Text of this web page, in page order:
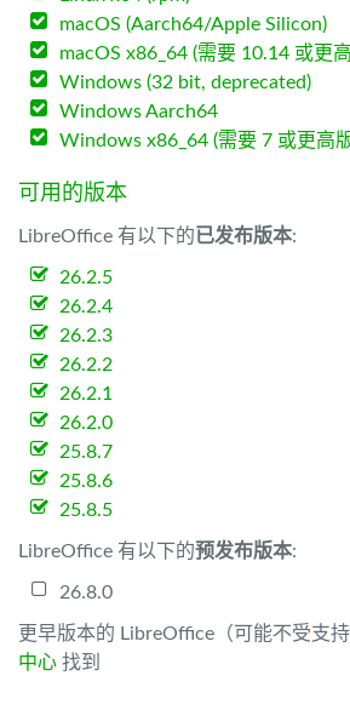
macOS (Aarch64/Apple Silicon)
macOS x86_64 (需要 10.14 或更
Windows (32 bit, deprecated)
Windows Aarch64
Windows x86_64 (需要 7 或更高
可用的版本
LibreOffice 有以下的已发布版本:
26.2.5
26.2.4
26.2.3
26.2.2
26.2.1
26.2.0
25.8.7
25.8.6
25.8.5
LibreOffice 有以下的预发布版本:
26.8.0
更早版本的 LibreOffice（可能不受支
中心 找到